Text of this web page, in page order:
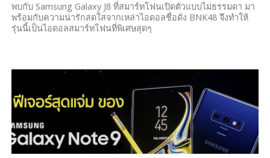
พบกับ Samsung Galaxy J8 ที่สมาร์ทโฟนเปิดตัวแบบไม่ธรรมดา มา
พร้อมกับความน่ารักสดใสจากเหล่าไอดอลชื่อดัง BNK48 จึงทำให้
รุ่นนี้เป็นไอดอลสมาร์ทโฟนที่พิเศษสุดๆ